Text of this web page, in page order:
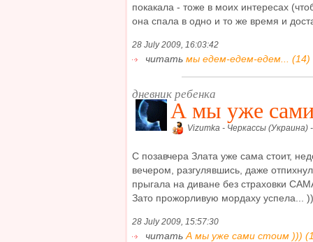
покакала - тоже в моих интересах
она спала в одно и то же время и
28 July 2009, 16:03:42
читать мы едем-едем-едем... (14)
дневник ребенка
А мы уже
Vizumka - Черкассы (Украина)
С позавчера Злата уже сама стоит,
вечером, разгулявшись, даже
прыгала на диване без страховки
Зато прожорливую мордаху успела...
28 July 2009, 15:57:30
читать А мы уже сами стоим )))